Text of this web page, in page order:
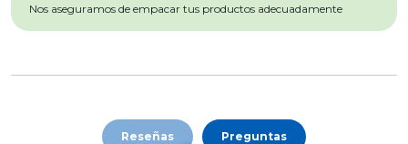
Nos aseguramos de empacar tus productos adecuadamente
Reseñas Preguntas